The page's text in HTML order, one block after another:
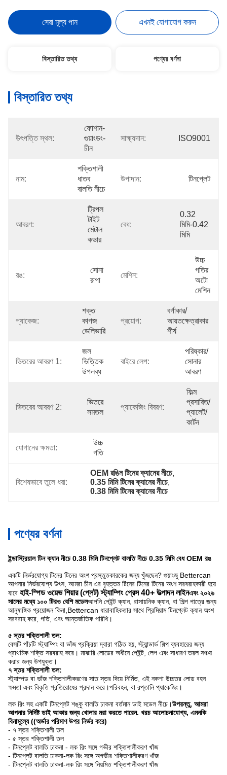
সেরা মূল্য পান এখনই যোগাযোগ করুন
বিস্তারিত তথ্য পণ্যের বর্ণনা
বিস্তারিত তথ্য
উৎপত্তি স্থল:
ফোশান-
গুয়াংডং-
চীন
সাক্ষ্যদান: ISO9001
নাম:
শক্তিশালী
ধাতব
বালতি নীচে
উপাদান: টিনপ্লেট
আবরণ:
ট্রিপল
টাইট
মেটাল
কভার
বেধ:
0.32
মিমি-0.42
মিমি
রঙ:
সোনা
রূপা
মেশিন:
উচ্চ
গতির
অটো
মেশিন
প্যাকেজ:
শক্ত
কাগজ
ডেলিভারি
প্রয়োগ:
বর্গাকার/
আয়তক্ষেত্রাকার
শীর্ষ
ভিতরের আবরণ 1:
জল
ভিত্তিক
উপলব্ধ
বাইরে লেপ:
পরিষ্কার/
সোনার
আবরণ
ভিতরের আবরণ 2:
ভিতরে
সমতল
প্যাকেজিং বিবরণ:
ফিল্ম
প্রসারিত/
প্যালেট/
কার্টন
যোগানের ক্ষমতা:
উচ্চ
গতি
বিশেষভাবে তুলে ধরা:
OEM রঙিন টিনের ক্যানের নীচে,
0.35 মিমি টিনের ক্যানের নীচে,
0.38 মিমি টিনের ক্যানের নীচে
পণ্যের বর্ণনা
ইন্ডাস্ট্রিয়াল টিন ক্যান নীচে 0.38 মিমি টিনপ্লেট বালতি নীচে 0.35 মিমি বেধ OEM রঙ
একটি নির্ভরযোগ্য টিনের টিনের অংশ প্রস্তুতকারকের জন্য খুঁজছেন? গুয়াংজু Bettercan
আপনার নির্ভরযোগ্য উৎস, আমরা চীন এর বৃহত্তম টিনের টিনের টিনের অংশ সরবরাহকারী হয়ে
যাবে হাই-স্পিড ওয়েভ শিয়ার (প্লেট) স্ট্যাম্পিং প্রেস 40+ উত্পাদন লাইনএবং ২০২৬
সালের মধ্যে ১০০ টিরও বেশি মডেলআপনি পেইন্ট ক্যান, রাসায়নিক ক্যান, বা শিল্প পাত্রে জন্য
আনুষাঙ্গিক প্রয়োজন কিনা,Bettercan ধারাবাহিকতার সাথে প্রিমিয়াম টিনপ্লেট ক্যান অংশ
সরবরাহ করে, গতি, এবং আন্তর্জাতিক পরিধি।
৫ স্তর শক্তিশালী তল:
বেসটি পাঁচটি স্ট্যাম্পিং বা ভাঁজ প্রক্রিয়া দ্বারা গঠিত হয়, স্ট্যান্ডার্ড শিল্প ব্যবহারের জন্য
প্রাথমিক শক্তি সরবরাহ করে। মাঝারি লোডের অধীনে পেইন্ট, লেপ এবং সাধারণ তরল সঞ্চয়
করার জন্য উপযুক্ত।
৭ স্তর শক্তিশালী তল:
স্ট্যাম্পড বা ভাঁজ শক্তিশালীকরণের সাত স্তর দিয়ে নির্মিত, এই নকশা উচ্চতর লোড বহন
ক্ষমতা এবং বিকৃতি প্রতিরোধের প্রদান করে।পরিবহন, বা রপ্তানি প্যাকেজিং।
লক রিং সহ একটি টিনপ্লেট শঙ্কু বালতি ঢাকনা বর্তমান ডাই মডেল নীচে।উপরন্তু, আমরা
আপনার নির্দিষ্ট ডাই আকার জন্য খোলার মরা করতে পারেন. খরচ আলোচনাযোগ্য, এমনকি
বিনামূল্যে ((অর্ডার পরিমাণ উপর নির্ভর করে)
- ৭ স্তর শক্তিশালী তল
- ৫ স্তর শক্তিশালী তল
- টিনপ্লেট বালতি ঢাকনা - লক রিং সঙ্গে গভীর শক্তিশালীকরণ খাঁজ
- টিনপ্লেট বালতি ঢাকনা-লক রিং সঙ্গে অগভীর শক্তিশালীকরণ খাঁজ
- টিনপ্লেট বালতি ঢাকনা-লক রিং সঙ্গে নিয়মিত শক্তিশালীকরণ খাঁজ